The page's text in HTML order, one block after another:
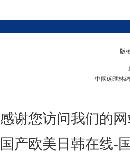
版
中國碳匯林
感谢您访问我们的
国产欧美日韩在线-